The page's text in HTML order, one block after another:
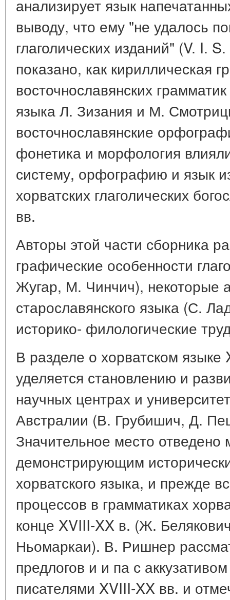
анализирует язык
выводу, что ему "не удалось
глаголических изданий" (V. I.
показано, как кириллическая
восточнославянских
языка Л. Зизания и М.
восточнославянские
фонетика и морфология
систему, орфографию и язык
хорватских глаголических
вв.
Авторы этой части сборника
графические особенности
Жугар, М. Чинчич), некоторые
старославянского языка (С.
историко- филологические
В разделе о хорватском
уделяется становлению и
научных центрах и
Австралии (В. Грубишич, Д.
Значительное место
демонстрирующим
хорватского языка, и прежде
процессов в грамматиках
конце XVIII-XX в. (Ж.
Ньомаркаи). В. Ришнер
предлогов и и па с
писателями XVIII-XX вв. и